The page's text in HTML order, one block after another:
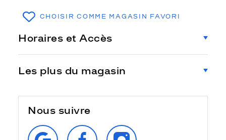
CHOISIR COMME MAGASIN FAVORI
Horaires et Accès
Les plus du magasin
Nous suivre
RETROUVEZ‑NOUS
SUR
SUIVEZ‑NOUS
SUR
SUIVEZ‑NOUS
SUR